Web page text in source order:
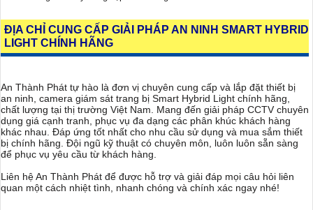
ĐỊA CHỈ CUNG CẤP GIẢI PHÁP AN NINH SMART HYBRID
LIGHT CHÍNH HÃNG
An Thành Phát tự hào là đơn vị chuyên cung cấp và lắp đặt thiết bị
an ninh, camera giám sát trang bị Smart Hybrid Light chính hãng,
chất lượng tại thị trường Việt Nam. Mang đến giải pháp CCTV chuyên
dụng giá cạnh tranh, phục vụ đa dạng các phân khúc khách hàng
khác nhau. Đáp ứng tốt nhất cho nhu cầu sử dụng và mua sắm thiết
bị chính hãng. Đội ngũ kỹ thuật có chuyên môn, luôn luôn sẵn sàng
để phục vụ yêu cầu từ khách hàng.
Liên hệ An Thành Phát để được hỗ trợ và giải đáp mọi câu hỏi liên
quan một cách nhiệt tình, nhanh chóng và chính xác ngay nhé!